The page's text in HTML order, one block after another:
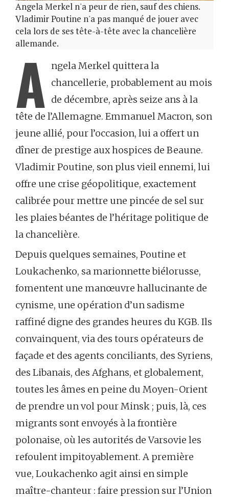
Angela Merkel n'a peur de rien, sauf des chiens.
Vladimir Poutine n'a pas manqué de jouer avec
cela lors de ses tête-à-tête avec la chancelière
allemande.
A ngela Merkel quittera la
chancellerie, probablement au mois
de décembre, après seize ans à la
tête de l’Allemagne. Emmanuel Macron, son
jeune allié, pour l’occasion, lui a offert un
dîner de prestige aux hospices de Beaune.
Vladimir Poutine, son plus vieil ennemi, lui
offre une crise géopolitique, exactement
calibrée pour mettre une pincée de sel sur
les plaies béantes de l’héritage politique de
la chancelière.
Depuis quelques semaines, Poutine et
Loukachenko, sa marionnette biélorusse,
fomentent une manœuvre hallucinante de
cynisme, une opération d’un sadisme
raffiné digne des grandes heures du KGB. Ils
convainquent, via des tours opérateurs de
façade et des agents conciliants, des Syriens,
des Libanais, des Afghans, et globalement,
toutes les âmes en peine du Moyen-Orient
de prendre un vol pour Minsk ; puis, là, ces
migrants sont envoyés à la frontière
polonaise, où les autorités de Varsovie les
refoulent impitoyablement. A première
vue, Loukachenko agit ainsi en simple
maître-chanteur : faire pression sur l’Union